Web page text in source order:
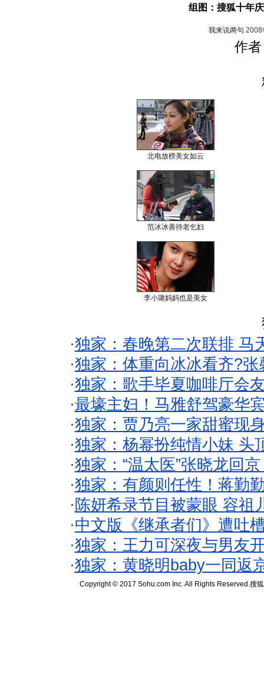
组图：搜狐十年
我来说两句 2008
作
北电放榜美女如云
范冰冰善待老乞妇
李小璐妈妈也是美女
·独家：春晚第二次联排 马
·独家：体重向冰冰看齐?
·独家：歌手毕夏咖啡厅会
·最壕主妇！马雅舒驾豪华
·独家：贾乃亮一家甜蜜现
·独家：杨幂扮纯情小妹 头
·独家：“温太医”张晓龙回
·独家：有颜则任性！蒋勤
· 陈妍希录节目被蒙眼 容祖
·中文版《继承者们》遭吐
·独家：王力可深夜与男友
·独家：黄晓明baby一同返
Copyright © 2017 Sohu.com Inc. All Rights Reserved.搜